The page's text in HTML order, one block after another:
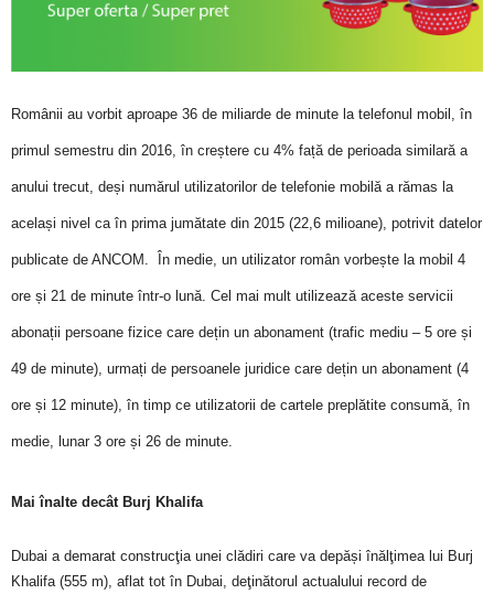
Românii au vorbit aproape 36 de miliarde de minute la telefonul mobil, în
primul semestru din 2016, în creștere cu 4% față de perioada similară a
anului trecut, deși numărul utilizatorilor de telefonie mobilă a rămas la
același nivel ca în prima jumătate din 2015 (22,6 milioane), potrivit datelor
publicate de ANCOM. În medie, un utilizator român vorbește la mobil 4
ore și 21 de minute într-o lună. Cel mai mult utilizează aceste servicii
abonații persoane fizice care dețin un abonament (trafic mediu – 5 ore și
49 de minute), urmați de persoanele juridice care dețin un abonament (4
ore și 12 minute), în timp ce utilizatorii de cartele preplătite consumă, în
medie, lunar 3 ore și 26 de minute.
Mai înalte decât Burj Khalifa
Dubai a demarat construcţia unei clădiri care va depăși înălţimea lui Burj
Khalifa (555 m), aflat tot în Dubai, deţinătorul actualului record de